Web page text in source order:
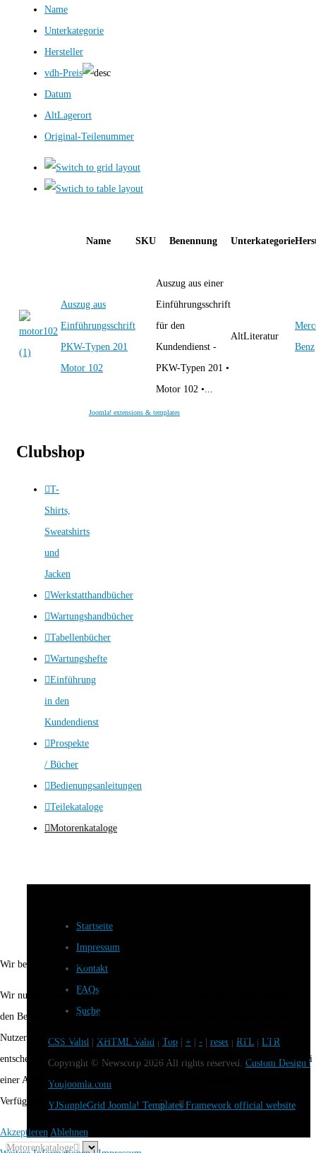
Name
Unterkategorie
Hersteller
vdh-Preis
Datum
AltLagerort
Original-Teilenummer
Name SKU Benennung Unterkategorie
Auszug aus
Einführungsschrift
PKW-Typen 201
Motor 102
Auszug aus einer
Einführungsschrift
für den
Kundendienst -
PKW-Typen 201 •
Motor 102 •...
AltLiteratur
Benz
Joomla! extensions & templates
Clubshop
T-
Shirts,
Sweatshirts
und
Jacken
Werkstatthandbücher
Wartungshandbücher
Tabellenbücher
Wartungshefte
Einführung
in den
Kundendienst
Prospekte
/ Bücher
Bedienungsanleitungen
Teilekataloge
Motorenkataloge
Startseite
Impressum
Kontakt
FAQs
Suche
CSS Valid XHTML Valid | Top | + - reset | RTL | LTR
Copyright © Newscorp 2026 All rights reserved. Custom Design
Youjoomla.com
YJSimpleGrid Joomla! Templates Framework official website
Motorenkataloge
Wir benutzen Cookies
Wir nutzen Cookies auf unserer Website. Einige von ihnen sind essenziell für
den Betrieb der Seite, während andere uns helfen, diese Website und die
Nutzererfahrung zu verbessern (Tracking Cookies). Sie können selbst
entscheiden, ob Sie die Cookies zulassen möchten. Bitte beachten Sie, dass bei
einer Ablehnung womöglich nicht mehr alle Funktionalitäten der Seite zur
Verfügung stehen.
Akzeptieren Ablehnen